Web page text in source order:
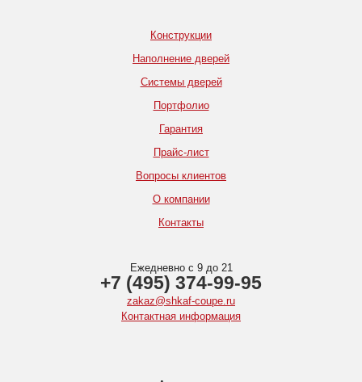
Конструкции
Наполнение дверей
Системы дверей
Портфолио
Гарантия
Прайс-лист
Вопросы клиентов
О компании
Контакты
Ежедневно с 9 до 21
+7 (495) 374-99-95
zakaz@shkaf-coupe.ru
Контактная информация